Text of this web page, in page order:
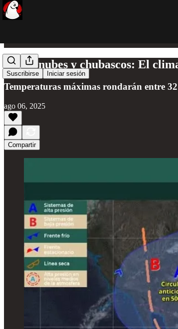
Suscribirse Iniciar sesión
Calor, nubes y chubascos: El
Temperaturas máximas rondarán entre
ago 06, 2025
Compartir